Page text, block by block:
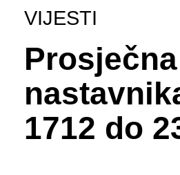
VIJESTI
1712 do